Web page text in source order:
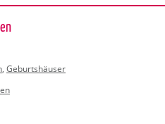
, Geburtshäuser